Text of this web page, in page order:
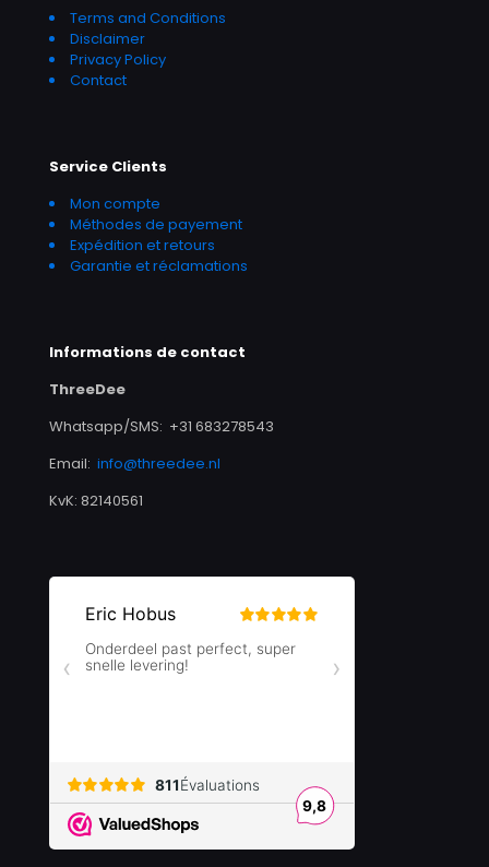
Terms and Conditions
Disclaimer
Privacy Policy
Contact
Service Clients
Mon compte
Méthodes de payement
Expédition et retours
Garantie et réclamations
Informations de contact
ThreeDee
Whatsapp/SMS: +31 683278543
Email: info@threedee.nl
KvK: 82140561